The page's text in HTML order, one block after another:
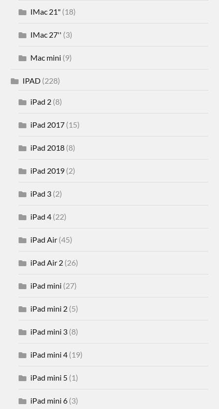
IMac 21" (18)
IMac 27'' (3)
Mac mini (9)
IPAD (228)
iPad 2 (8)
iPad 2017 (15)
iPad 2018 (8)
iPad 2019 (2)
iPad 3 (2)
iPad 4 (22)
iPad Air (45)
iPad Air 2 (26)
iPad mini (27)
iPad mini 2 (5)
iPad mini 3 (8)
iPad mini 4 (19)
iPad mini 5 (1)
iPad mini 6 (3)